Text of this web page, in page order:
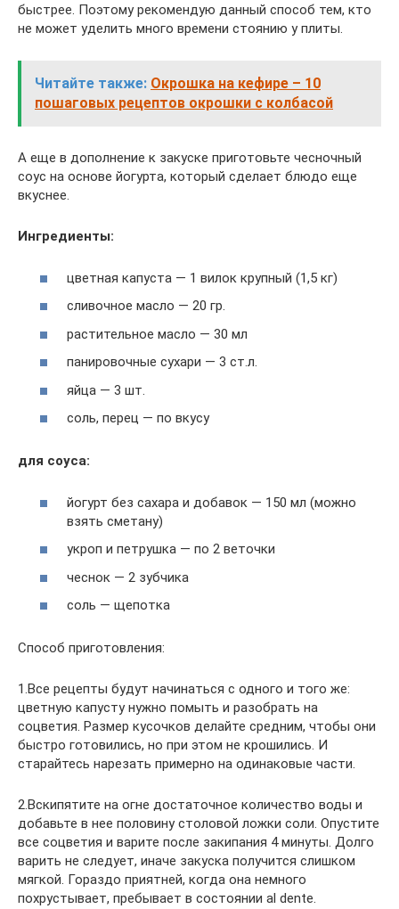
быстрее. Поэтому рекомендую данный способ тем, кто
не может уделить много времени стоянию у плиты.
Читайте также: Окрошка на кефире – 10
пошаговых рецептов окрошки с колбасой
А еще в дополнение к закуске приготовьте чесночный
соус на основе йогурта, который сделает блюдо еще
вкуснее.
Ингредиенты:
цветная капуста — 1 вилок крупный (1,5 кг)
сливочное масло — 20 гр.
растительное масло — 30 мл
панировочные сухари — 3 ст.л.
яйца — 3 шт.
соль, перец — по вкусу
для соуса:
йогурт без сахара и добавок — 150 мл (можно
взять сметану)
укроп и петрушка — по 2 веточки
чеснок — 2 зубчика
соль — щепотка
Способ приготовления:
1.Все рецепты будут начинаться с одного и того же:
цветную капусту нужно помыть и разобрать на
соцветия. Размер кусочков делайте средним, чтобы они
быстро готовились, но при этом не крошились. И
старайтесь нарезать примерно на одинаковые части.
2.Вскипятите на огне достаточное количество воды и
добавьте в нее половину столовой ложки соли. Опустите
все соцветия и варите после закипания 4 минуты. Долго
варить не следует, иначе закуска получится слишком
мягкой. Гораздо приятней, когда она немного
похрустывает, пребывает в состоянии al dente.